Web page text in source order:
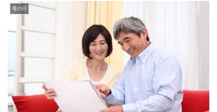
母の日